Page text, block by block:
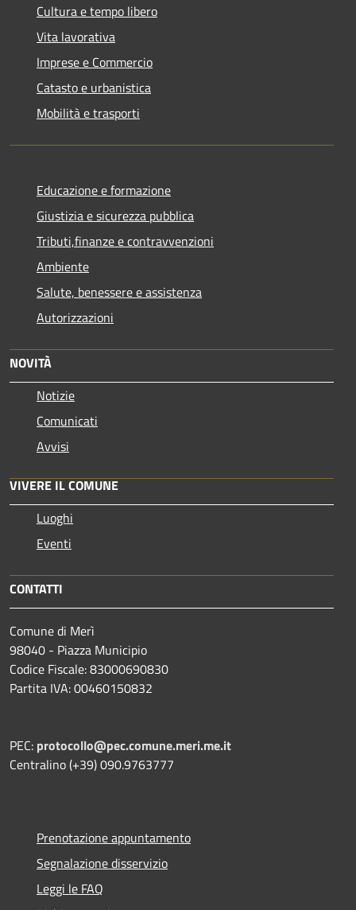
Cultura e tempo libero
Vita lavorativa
Imprese e Commercio
Catasto e urbanistica
Mobilità e trasporti
Educazione e formazione
Giustizia e sicurezza pubblica
Tributi,finanze e contravvenzioni
Ambiente
Salute, benessere e assistenza
Autorizzazioni
NOVITÀ
Notizie
Comunicati
Avvisi
VIVERE IL COMUNE
Luoghi
Eventi
CONTATTI
Comune di Merì
98040 - Piazza Municipio
Codice Fiscale: 83000690830
Partita IVA: 00460150832
PEC: protocollo@pec.comune.meri.me.it
Centralino (+39) 090.9763777
Prenotazione appuntamento
Segnalazione disservizio
Leggi le FAQ